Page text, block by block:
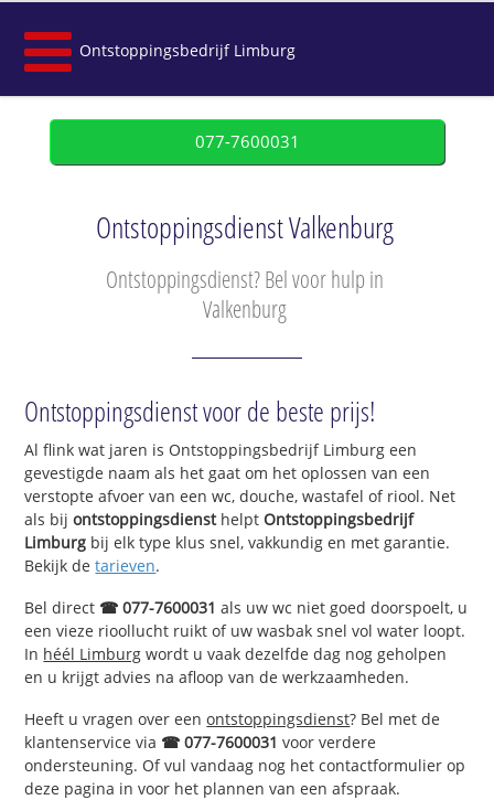
Ontstoppingsbedrijf Limburg
077-7600031
Ontstoppingsdienst Valkenburg
Ontstoppingsdienst? Bel voor hulp in
Valkenburg
Ontstoppingsdienst voor de beste prijs!
Al flink wat jaren is Ontstoppingsbedrijf Limburg een
gevestigde naam als het gaat om het oplossen van een
verstopte afvoer van een wc, douche, wastafel of riool. Net
als bijontstoppingsdiensthelptOntstoppingsbedrijf
Limburg bij elk type klus snel, vakkundig en met garantie.
Bekijk detarieven.
Bel direct ☎ 077-7600031 als uw wc niet goed doorspoelt, u
een vieze rioollucht ruikt of uw wasbak snel vol water loopt.
In héél Limburg wordt u vaak dezelfde dag nog geholpen
en u krijgt advies na afloop van de werkzaamheden.
Heeft u vragen over eenontstoppingsdienst? Bel met de
klantenservice via ☎ 077-7600031 voor verdere
ondersteuning. Of vul vandaag nog het contactformulier op
deze pagina in voor het plannen van een afspraak.